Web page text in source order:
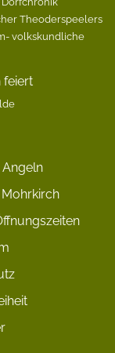
Theoderspeelers
volkskundliche
feiert